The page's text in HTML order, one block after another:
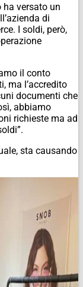
ha versato un
di
I soldi, però,
il conto
ma l’accredito
documenti che
abbiamo
richieste ma ad
sta causando